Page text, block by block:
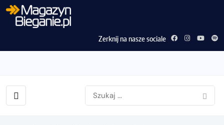
Zerknij na nasze sociale